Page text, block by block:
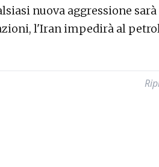
nuova aggressione
l'Iran impedirà al